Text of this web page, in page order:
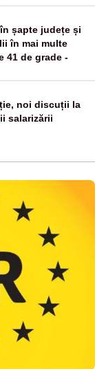
șapte județe și
în mai multe
41 de grade -
noi discuții la
salarizării